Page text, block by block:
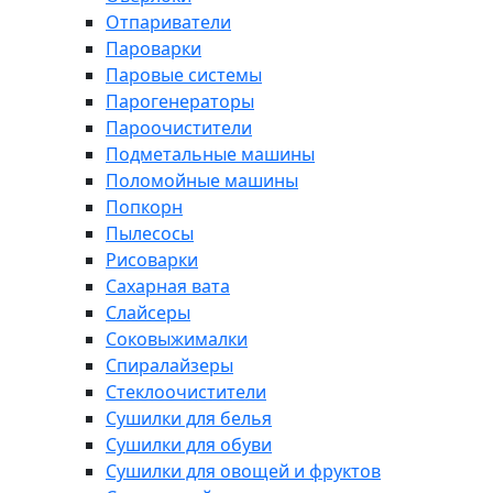
Отпариватели
Пароварки
Паровые системы
Парогенераторы
Пароочистители
Подметальные машины
Поломойные машины
Попкорн
Пылесосы
Рисоварки
Сахарная вата
Слайсеры
Соковыжималки
Спиралайзеры
Стеклоочистители
Сушилки для белья
Сушилки для обуви
Сушилки для овощей и фруктов